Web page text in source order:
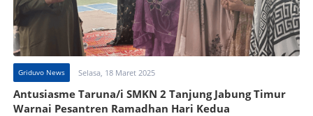
Griduvo News Selasa, 18 Maret 2025
Antusiasme Taruna/i SMKN 2 Tanjung Jabung Timur
Warnai Pesantren Ramadhan Hari Kedua